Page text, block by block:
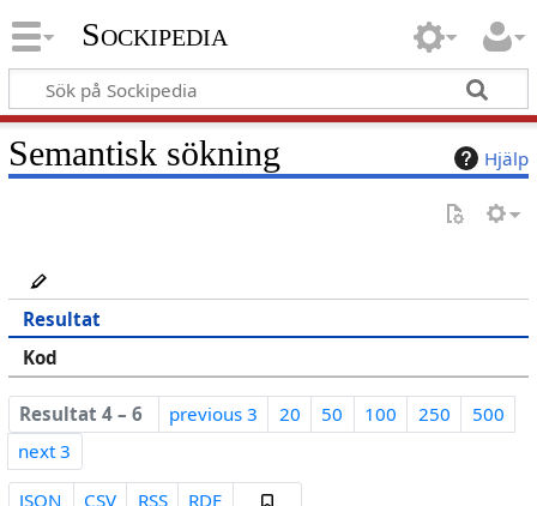
Sockipedia
Hjälp
Semantisk sökning
Resultat
Kod
Resultat 4 – 6 previous 3 20 50 100 250
500
next 3
JSON CSV RSS RDF